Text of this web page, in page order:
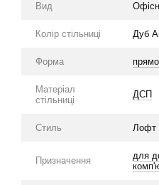
Вид
Колір стільниці Дуб
Форма
Матеріал
стільниці
ДСП
Стиль Лофт
Призначення для